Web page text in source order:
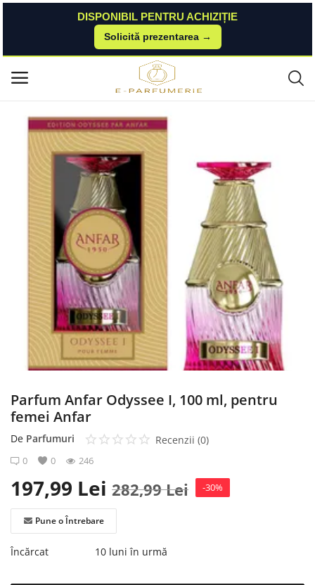
DISPONIBIL PENTRU ACHIZIȚIE
Solicită prezentarea →
Meniu principal
Categorii
Acasă
Listă de dorințe
Contact
Blog
Autentificare
Înregistrare
Parfum Anfar Odyssee I, 100 ml, pentru femei Anfar
Parfum Anfar Odyssee I, 100 ml, pentru
femei Anfar
De Parfumuri Recenzii (0)
0 0 246
197,99 Lei 282,99Lei -30%
Pune o Întrebare
Încărcat 10 luni în urmă